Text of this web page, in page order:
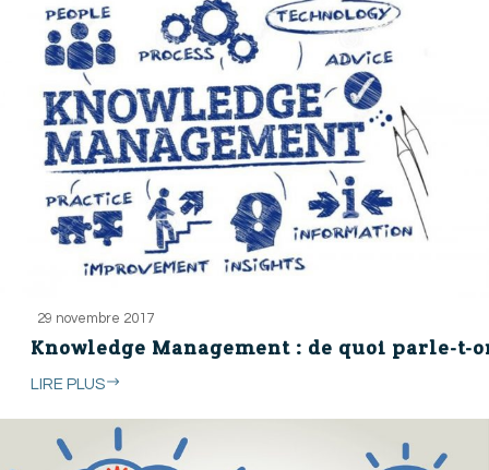
29 novembre 2017
Knowledge Management : de quoi parle-t-
LIRE PLUS